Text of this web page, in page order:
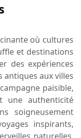
où cultures
et destinations
des expériences
antiques aux villes
paisible,
une authenticité
soigneusement
inspirants,